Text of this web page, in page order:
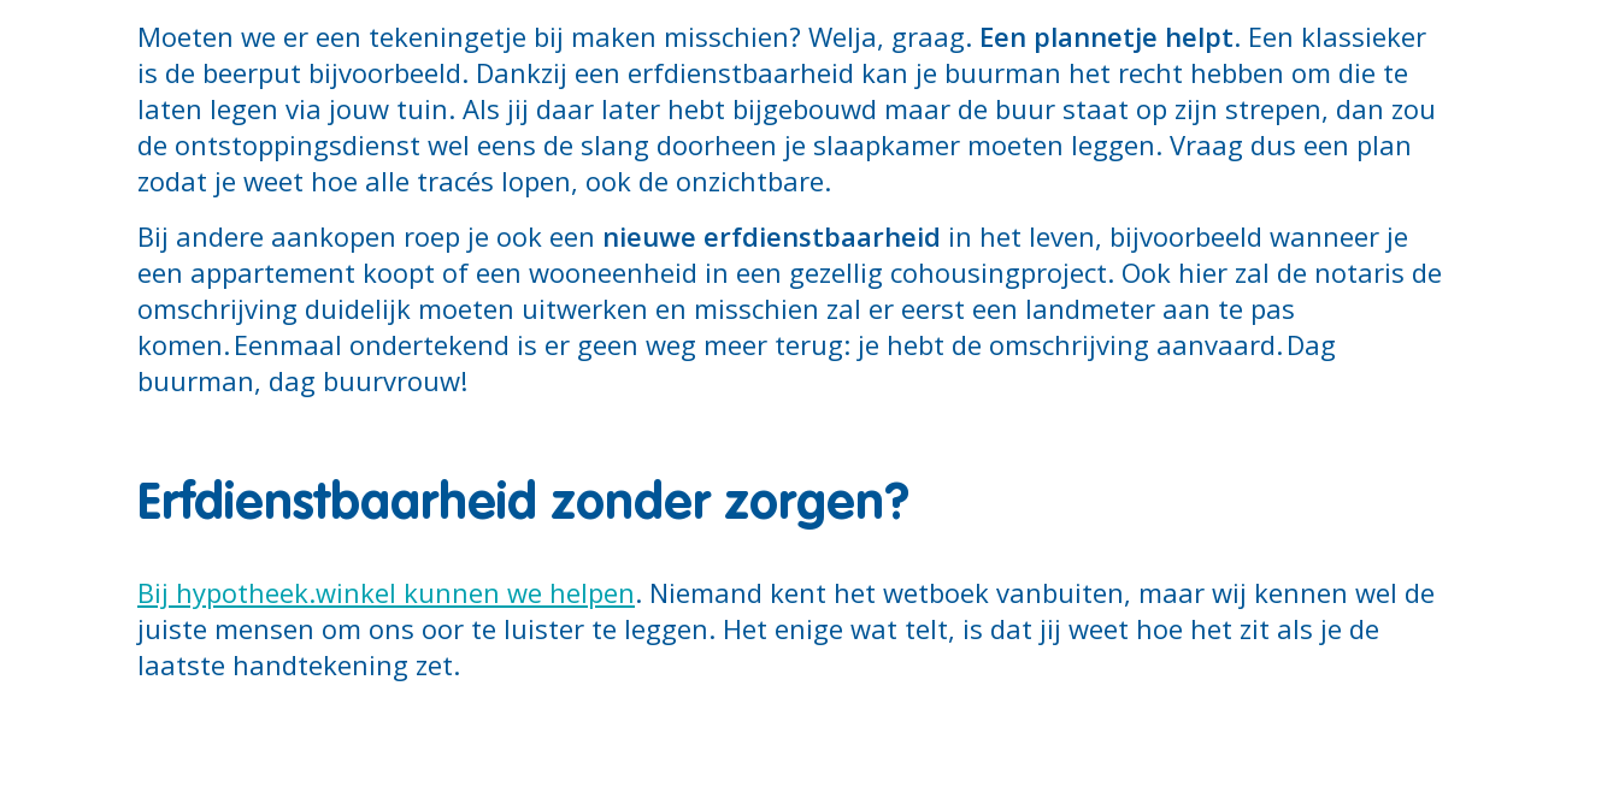
Moeten we er een tekeningetje bij maken misschien? Welja, graag. Een plannetje helpt. Een klassieker
is de beerput bijvoorbeeld. Dankzij een erfdienstbaarheid kan je buurman het recht hebben om die te
laten legen via jouw tuin. Als jij daar later hebt bijgebouwd maar de buur staat op zijn strepen, dan zou
de ontstoppingsdienst wel eens de slang doorheen je slaapkamer moeten leggen. Vraag dus een plan
zodat je weet hoe alle tracés lopen, ook de onzichtbare.
Bij andere aankopen roep je ook een nieuwe erfdienstbaarheid in het leven, bijvoorbeeld wanneer je
een appartement koopt of een wooneenheid in een gezellig cohousingproject. Ook hier zal de notaris de
omschrijving duidelijk moeten uitwerken en misschien zal er eerst een landmeter aan te pas
komen. Eenmaal ondertekend is er geen weg meer terug: je hebt de omschrijving aanvaard. Dag
buurman, dag buurvrouw!
Erfdienstbaarheid zonder zorgen?
Bij hypotheek.winkel kunnen we helpen. Niemand kent het wetboek vanbuiten, maar wij kennen wel de
juiste mensen om ons oor te luister te leggen. Het enige wat telt, is dat jij weet hoe het zit als je de
laatste handtekening zet.